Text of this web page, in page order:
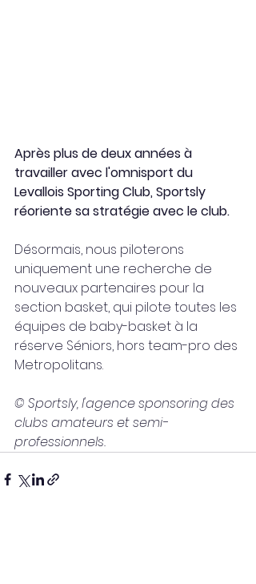
Après plus de deux années à
travailler avec l'omnisport du
Levallois Sporting Club, Sportsly
réoriente sa stratégie avec le club.
Désormais, nous piloterons
uniquement une recherche de
nouveaux partenaires pour la
section basket, qui pilote toutes les
équipes de baby-basket à la
réserve Séniors, hors team-pro des
Metropolitans.
© Sportsly, l'agence sponsoring des
clubs amateurs et semi-
professionnels.